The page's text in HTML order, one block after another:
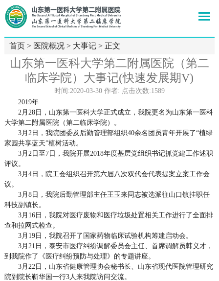
首页> 医院概况> 大事记> 正文
山东第一医科大学第二附属医院（第二
临床学院）大事记(快速发展期V)
时间:2020-03-30 作者: 点击次数:1589
2019年
2月28日，山东第一医科大学正式成立，我院更名为山东第一医科
大学第二附属医院（第二临床学院）。
3月2日，我院团委及后勤管理部组织40余名团员青年开展了“植绿
家园共享蓝天”植树活动。
3月2日至7日，我院开展2018年度基层党组织书记抓党建工作述职
评议。
3月4日，院工会组织召开第六届八次双代会代表提案立案工作会
议。
3月8日，我院后勤管理部主任王玉来同志被选派往山口镇挂职任
科技副镇长。
3月16日，我院对医疗废物和医疗垃圾处置相关工作进行了全面排
查和拉网式检查。
3月19日，我院召开了国家药物临床试验机构筹建启动会。
3月21日，泰安市医疗纠纷调解委员会主任、首席调解员韩义才，
到我院作了《医疗纠纷预防与处理》的专题讲座。
3月22日，山东省健康管理协会秘书长、山东省现代医院管理研究
院副院长靳华国一行3人来我院访问交流。